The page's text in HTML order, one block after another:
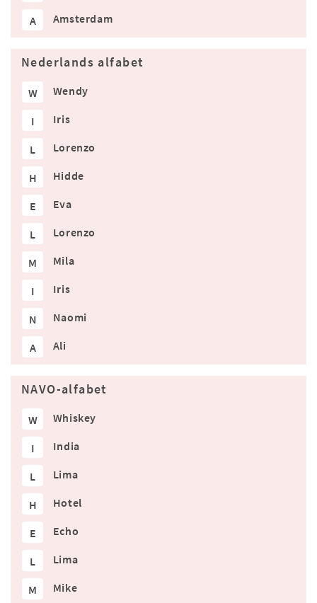
A Amsterdam
Nederlands alfabet
W Wendy
I Iris
L Lorenzo
H Hidde
E Eva
L Lorenzo
M Mila
I Iris
N Naomi
A Ali
NAVO-alfabet
W Whiskey
I India
L Lima
H Hotel
E Echo
L Lima
M Mike